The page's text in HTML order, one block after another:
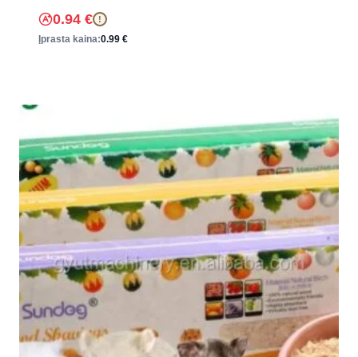
0.94 € !
Įprasta kaina:0.99 €